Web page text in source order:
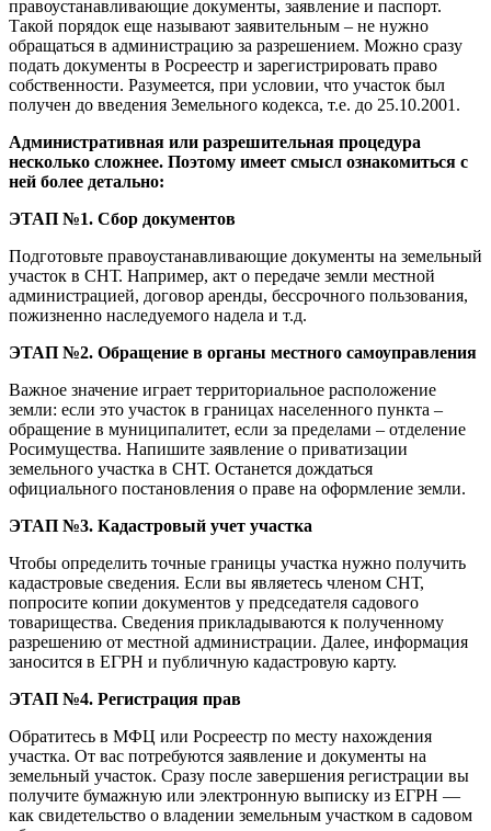
правоустанавливающие документы, заявление и паспорт.
Такой порядок еще называют заявительным – не нужно
обращаться в администрацию за разрешением. Можно сразу
подать документы в Росреестр и зарегистрировать право
собственности. Разумеется, при условии, что участок был
получен до введения Земельного кодекса, т.е. до 25.10.2001.
Административная или разрешительная процедура
несколько сложнее. Поэтому имеет смысл ознакомиться с
ней более детально:
ЭТАП №1. Сбор документов
Подготовьте правоустанавливающие документы на земельный
участок в СНТ. Например, акт о передаче земли местной
администрацией, договор аренды, бессрочного пользования,
пожизненно наследуемого надела и т.д.
ЭТАП №2. Обращение в органы местного самоуправления
Важное значение играет территориальное расположение
земли: если это участок в границах населенного пункта –
обращение в муниципалитет, если за пределами – отделение
Росимущества. Напишите заявление о приватизации
земельного участка в СНТ. Останется дождаться
официального постановления о праве на оформление земли.
ЭТАП №3. Кадастровый учет участка
Чтобы определить точные границы участка нужно получить
кадастровые сведения. Если вы являетесь членом СНТ,
попросите копии документов у председателя садового
товарищества. Сведения прикладываются к полученному
разрешению от местной администрации. Далее, информация
заносится в ЕГРН и публичную кадастровую карту.
ЭТАП №4. Регистрация прав
Обратитесь в МФЦ или Росреестр по месту нахождения
участка. От вас потребуются заявление и документы на
земельный участок. Сразу после завершения регистрации вы
получите бумажную или электронную выписку из ЕГРН —
как свидетельство о владении земельным участком в садовом